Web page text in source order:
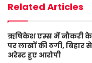
Related Articles
ऋषिकेश एम्स में नौकरी
पर लाखों की ठगी, बिहार से
अरेस्ट हुए आरोपी